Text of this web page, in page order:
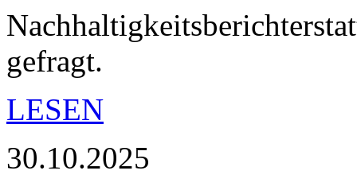
gefragt.
LESEN
30.10.2025